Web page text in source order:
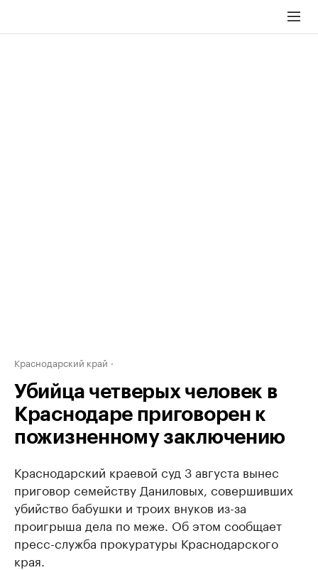
Краснодарский край
Убийца четверых человек в
Краснодаре приговорен к
пожизненному заключению
Краснодарский краевой суд 3 августа вынес
приговор семейству Даниловых, совершивших
убийство бабушки и троих внуков из-за
проигрыша дела по меже. Об этом сообщает
пресс-служба прокуратуры Краснодарского
края.